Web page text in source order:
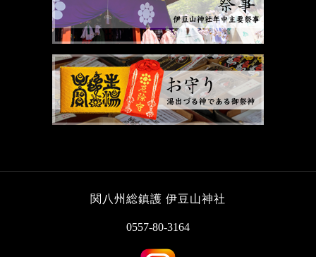
関八州総鎮護 伊豆山神社
0557-80-3164